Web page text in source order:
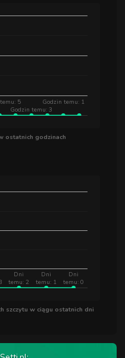
5
Godzin temu: 3
Godzin temu: 1
ostatnich godzinach
temu: 2
Dni
temu: 1
Dni
temu: 0
Dni
szczytu w ciągu ostatnich dni